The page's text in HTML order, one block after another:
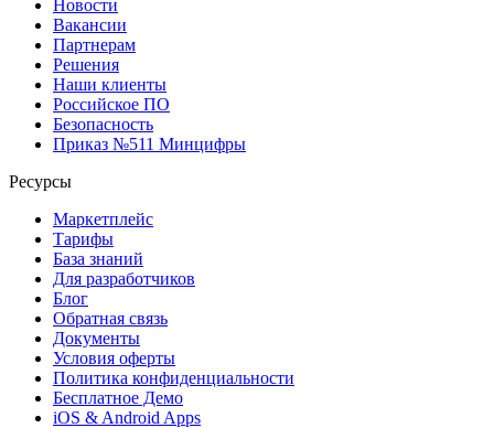
Новости
Вакансии
Партнерам
Решения
Наши клиенты
Российское ПО
Безопасность
Приказ №511 Минцифры
Ресурсы
Маркетплейс
Тарифы
База знаний
Для разработчиков
Блог
Обратная связь
Документы
Условия оферты
Политика конфиденциальности
Бесплатное Демо
iOS & Android Apps